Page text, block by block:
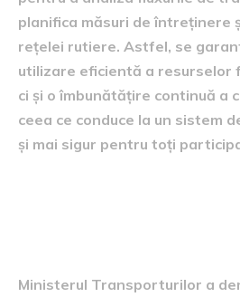
planifica măsuri de întreținere
rețelei rutiere. Astfel, se
utilizare eficientă a resurselor
ci și o îmbunătățire continuă a
ceea ce conduce la un sistem
și mai sigur pentru toți
Ministerul Transporturilor a